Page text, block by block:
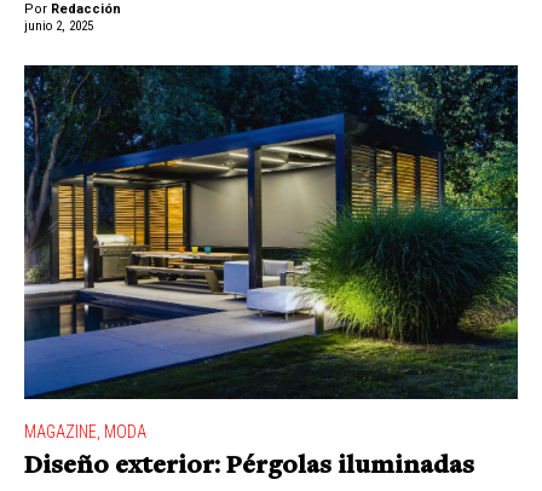
Por Redacción
junio 2, 2025
MAGAZINE MODA
Diseño exterior: Pérgolas iluminadas